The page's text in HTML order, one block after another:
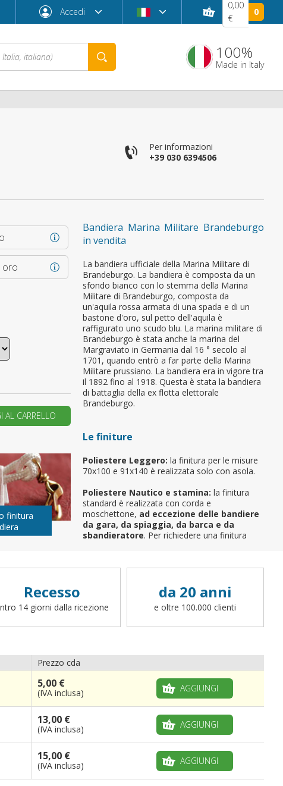
Accedi
primo ordine?
CREA UN NUOVO ACCOUNT
0,00
€
0
100%
Made in Italy
Per informazioni
+39 030 6394506
Bandiera Marina Militare Brandeburgo
in vendita
La bandiera ufficiale della Marina Militare di
Brandeburgo. La bandiera è composta da un
sfondo bianco con lo stemma della Marina
Militare di Brandeburgo, composta da
un'aquila rossa armata di una spada e di un
bastone d'oro, sul petto dell'aquila è
raffigurato uno scudo blu. La marina militare di
Brandeburgo è stata anche la marina del
Margraviato in Germania dal 16 ° secolo al
1701, quando entrò a far parte della Marina
Militare prussiano. La bandiera era in vigore tra
il 1892 fino al 1918. Questa è stata la bandiera
di battaglia della ex flotta elettorale
Brandeburgo.
Le finiture
Poliestere Leggero: la finitura per le misure
70x100 e 91x140 è realizzata solo con asola.
Poliestere Nautico e stamina: la finitura
standard è realizzata con corda e
moschettone, ad eccezione delle bandiere
da gara, da spiaggia, da barca e da
sbandieratore. Per richiedere una finitura
info@bandiere.it).
oro
AL CARRELLO
finitura
Recesso
14 giorni dalla ricezione
da 20 anni
e oltre 100.000 clienti
Prezzo cda
5,00 €
(IVA inclusa) AGGIUNGI
13,00 €
(IVA inclusa) AGGIUNGI
15,00 €
(IVA inclusa) AGGIUNGI